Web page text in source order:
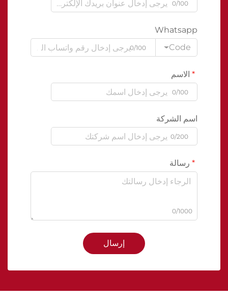
0/100
Whatsapp
Code
0/100
الاسم
0/100
اسم الشركة
0/200
رسالة
0/1000
إرسال